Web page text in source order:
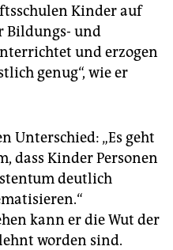
Kinder auf
Bildungs- und
und erzogen
genug“, wie er
Unterschied: „Es geht
dass Kinder Personen
deutlich
kann er die Wut der
worden sind.